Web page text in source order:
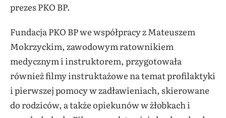
prezes PKO BP.
Fundacja PKO BP we współpracy z Mateuszem
Mokrzyckim, zawodowym ratownikiem
medycznym i instruktorem, przygotowała
również filmy instruktażowe na temat profilaktyki
i pierwszej pomocy w zadławieniach, skierowane
do rodziców, a także opiekunów w żłobkach i